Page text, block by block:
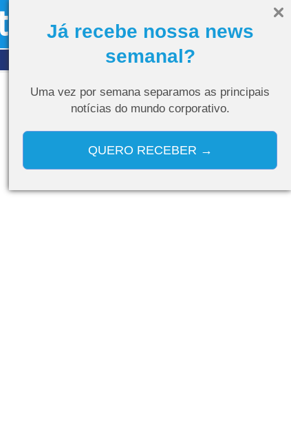
Já recebe nossa news
semanal?
Uma vez por semana separamos as principais
notícias do mundo corporativo.
QUERO RECEBER →
Curso de IA